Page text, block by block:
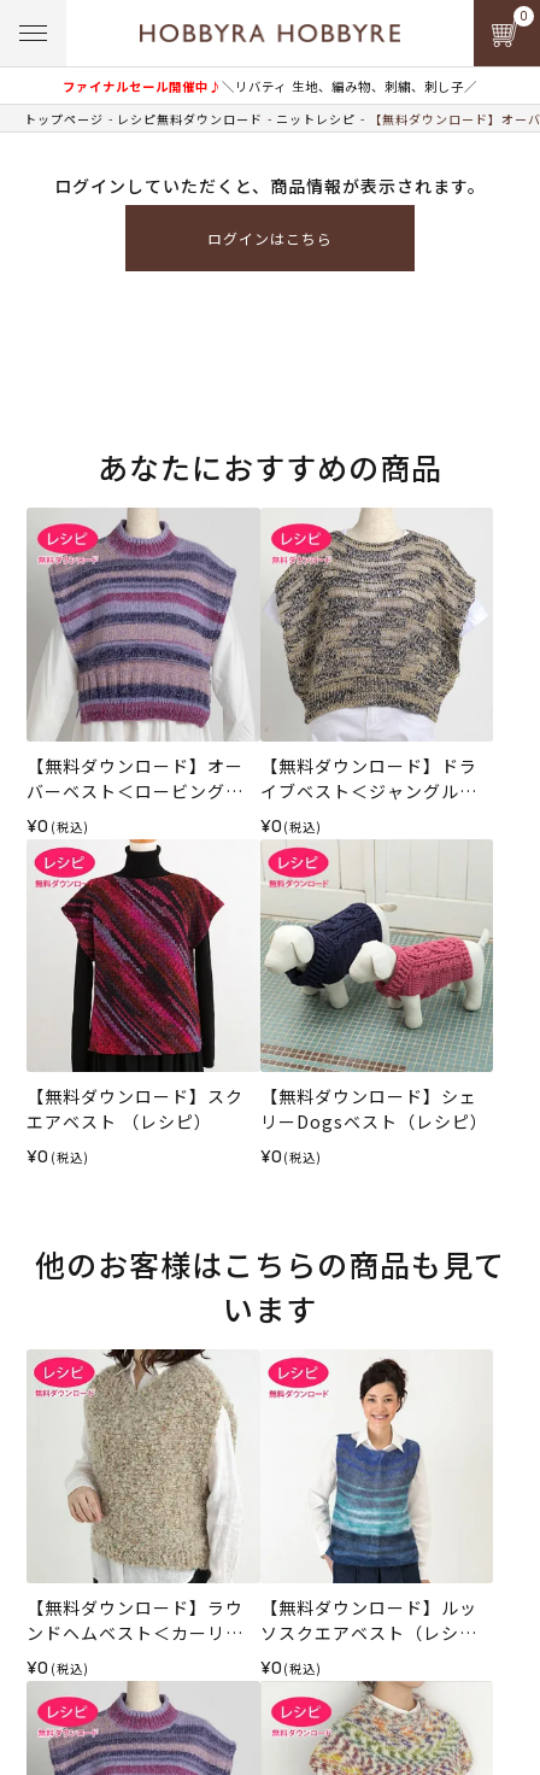
ファイナルセール開催中♪＼リバティ 生地、編み物、刺繍、刺し子／
0
トップページ レシピ無料ダウンロード ニットレシピ 【無料ダウンロード】オー
ログインしていただくと、商品情報が表示されます。
ログインはこちら
あなたにおすすめの商品
【無料ダウンロード】オー
バーベスト＜ロービングキ
ッス＞（レシピ）
¥0 (税込)
【無料ダウンロード】ドラ
イブベスト＜ジャングル＞
（レシピ）
¥0 (税込)
【無料ダウンロード】スク
エアベスト （レシピ）
¥0 (税込)
【無料ダウンロード】シェ
リーDogsベスト（レシピ）
¥0 (税込)
他のお客様はこちらの商品も見て
います
【無料ダウンロード】ラウ
ンドヘムベスト＜カーリー
ネップ＞（レシピ）
¥0 (税込)
【無料ダウンロード】ルッ
ソスクエアベスト（レシ
ピ）
¥0 (税込)